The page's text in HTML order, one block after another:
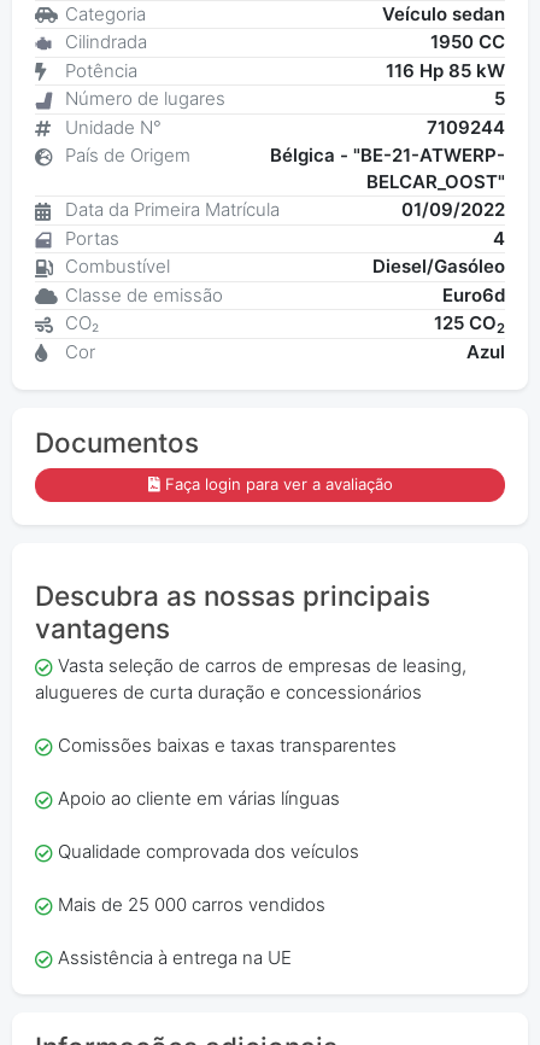
Categoria
Veículo sedan
Cilindrada
1950 CC
Potência
116 Hp 85 kW
Número de lugares
5
Unidade N°
7109244
País de Origem
Bélgica - "BE-21-ATWERP-
BELCAR_OOST"
Data da Primeira Matrícula
01/09/2022
Portas
4
Combustível
Diesel/Gasóleo
Classe de emissão
Euro6d
CO₂
125 CO2
Cor Azul
Documentos
Faça login para ver a avaliação
Descubra as nossas principais
vantagens
Vasta seleção de carros de empresas de leasing,
alugueres de curta duração e concessionários
Comissões baixas e taxas transparentes
Apoio ao cliente em várias línguas
Qualidade comprovada dos veículos
Mais de 25 000 carros vendidos
Assistência à entrega na UE